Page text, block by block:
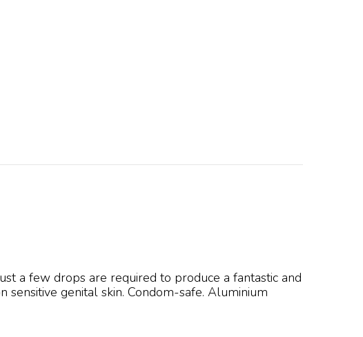
a few drops are required to produce a fantastic and
genital skin. Condom-safe. Aluminium